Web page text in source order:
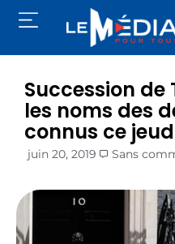
Succession de
les noms des
connus ce
juin 20, 2019 Sans